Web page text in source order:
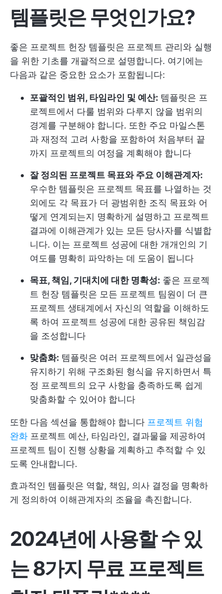
템플릿은 무엇인가요?
좋은 프로젝트 헌장 템플릿은 프로젝트 관리와 실행
을 위한 기초를 개괄적으로 설명합니다. 여기에는
다음과 같은 중요한 요소가 포함됩니다:
포괄적인 범위, 타임라인 및 예산: 템플릿은 프
로젝트에서 다룰 범위와 다루지 않을 범위의
경계를 구분해야 합니다. 또한 주요 마일스톤
과 재정적 고려 사항을 포함하여 처음부터 끝
까지 프로젝트의 여정을 계획해야 합니다
잘 정의된 프로젝트 목표와 주요 이해관계자:
우수한 템플릿은 프로젝트 목표를 나열하는 것
외에도 각 목표가 더 광범위한 조직 목표와 어
떻게 연계되는지 명확하게 설명하고 프로젝트
결과에 이해관계가 있는 모든 당사자를 식별합
니다. 이는 프로젝트 성공에 대한 개개인의 기
여도를 명확히 파악하는 데 도움이 됩니다
목표, 책임, 기대치에 대한 명확성: 좋은 프로젝
트 헌장 템플릿은 모든 프로젝트 팀원이 더 큰
프로젝트 생태계에서 자신의 역할을 이해하도
록 하여 프로젝트 성공에 대한 공유된 책임감
을 조성합니다
맞춤화: 템플릿은 여러 프로젝트에서 일관성을
유지하기 위해 구조화된 형식을 유지하면서 특
정 프로젝트의 요구 사항을 충족하도록 쉽게
맞춤화할 수 있어야 합니다
또한 다음 섹션을 통합해야 합니다 프로젝트 위험
완화 프로젝트 예산, 타임라인, 결과물을 제공하여
프로젝트 팀이 진행 상황을 계획하고 추적할 수 있
도록 안내합니다.
효과적인 템플릿은 역할, 책임, 의사 결정을 명확하
게 정의하여 이해관계자의 조율을 촉진합니다.
2024년에 사용할 수 있
는 8가지 무료 프로젝트